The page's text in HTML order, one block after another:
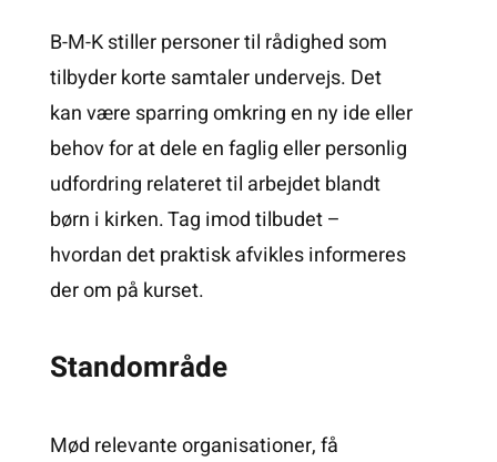
B-M-K stiller personer til rådighed som
tilbyder korte samtaler undervejs. Det
kan være sparring omkring en ny ide eller
behov for at dele en faglig eller personlig
udfordring relateret til arbejdet blandt
børn i kirken. Tag imod tilbudet –
hvordan det praktisk afvikles informeres
der om på kurset.
Standområde
Mød relevante organisationer, få